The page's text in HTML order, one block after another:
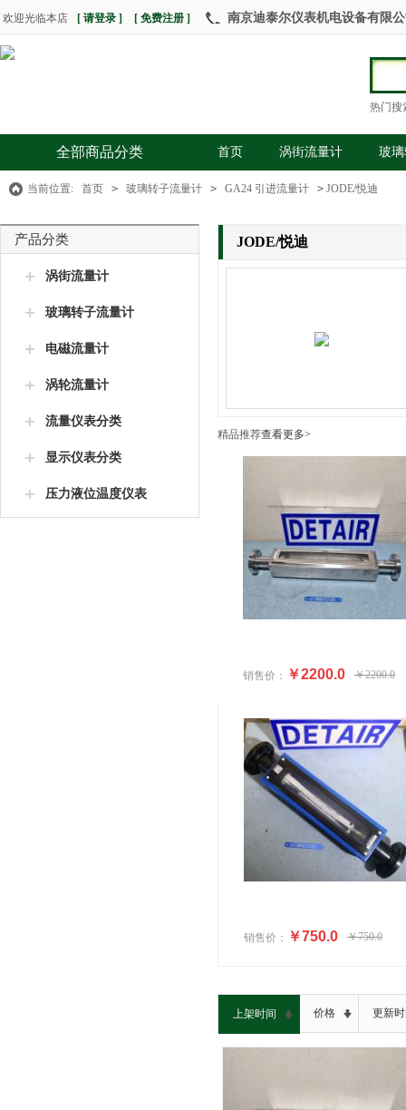
欢迎光临本店 [ 请登录 ] [ 免费注册 ] 南京迪泰尔仪表机电设备有限
热门搜
全部商品分类 首页 涡街流量计 玻
当前位置: 首页 > 玻璃转子流量计 > GA24 引进流量计 > JODE/悦迪
产品分类
涡街流量计
玻璃转子流量计
电磁流量计
涡轮流量计
流量仪表分类
显示仪表分类
压力液位温度仪表
JODE/悦迪
精品推荐查看更多>
销售价： ￥2200.0 ￥2200.0
销售价： ￥750.0 ￥750.0
上架时间 价格 更新